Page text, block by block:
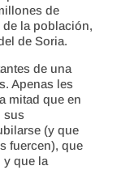
de
de la población,
de Soria.
de una
Apenas les
mitad que en
sus
(y que
fuercen), que
y que la